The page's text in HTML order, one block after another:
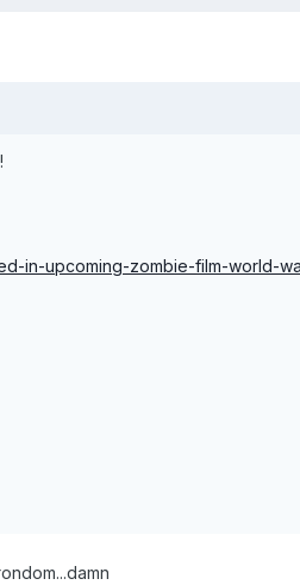
in-upcoming-zombie-film-world-